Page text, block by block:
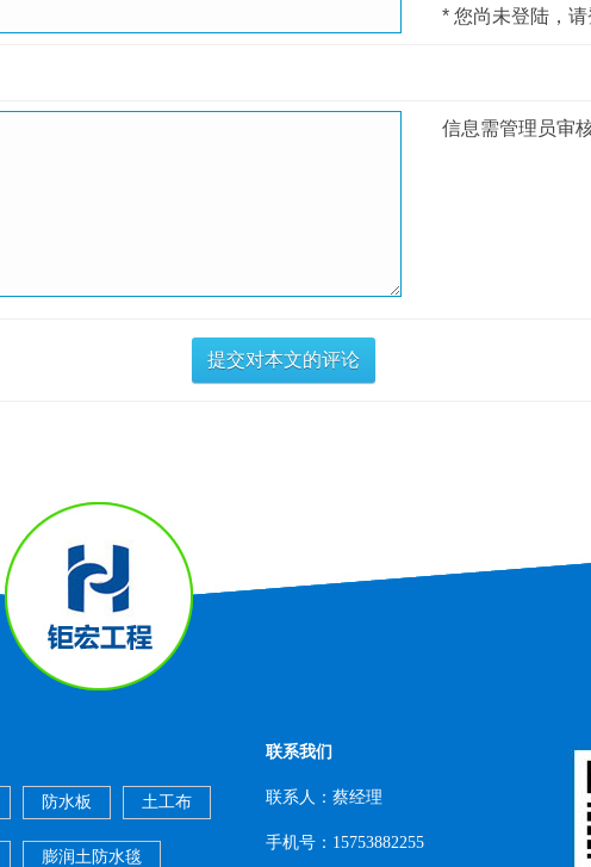
* 您尚未登陆，请
信息需管理员审
防水板 土工布
膨润土防水毯
联系我们
联系人：蔡经理
手机号：15753882255